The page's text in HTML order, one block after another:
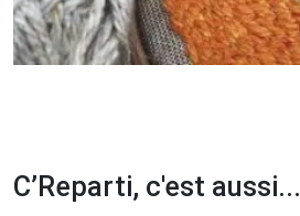
C’Reparti, c'est aussi...